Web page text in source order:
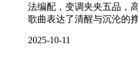
法编配，变调夹夹五品，
歌曲表达了清醒与沉沦的
2025-10-11